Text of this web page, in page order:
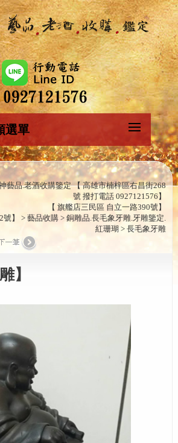
選單
藝品.老酒收購鑒定 【 高雄市楠梓區右昌街268
號 撥打電話 0927121576】
【 旗艦店三民區 自立一路390號】
號】 > 藝品收購 > 銅雕品.長毛象牙雕.牙雕鑒定.
紅珊瑚 > 長毛象牙雕
】